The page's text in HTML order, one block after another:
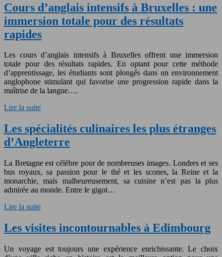
Cours d’anglais intensifs à Bruxelles : une
immersion totale pour des résultats
rapides
Les cours d’anglais intensifs à Bruxelles offrent une immersion
totale pour des résultats rapides. En optant pour cette méthode
d’apprentissage, les étudiants sont plongés dans un environnement
anglophone stimulant qui favorise une progression rapide dans la
maîtrise de la langue….
Lire la suite
Les spécialités culinaires les plus étranges
d’Angleterre
La Bretagne est célèbre pour de nombreuses images. Londres et ses
bus royaux, sa passion pour le thé et les scones, la Reine et la
monarchie, mais malheureusement, sa cuisine n’est pas la plus
admirée au monde. Entre le gigot…
Lire la suite
Les visites incontournables à Edimbourg
Un voyage est toujours une expérience enrichissante. Le choix